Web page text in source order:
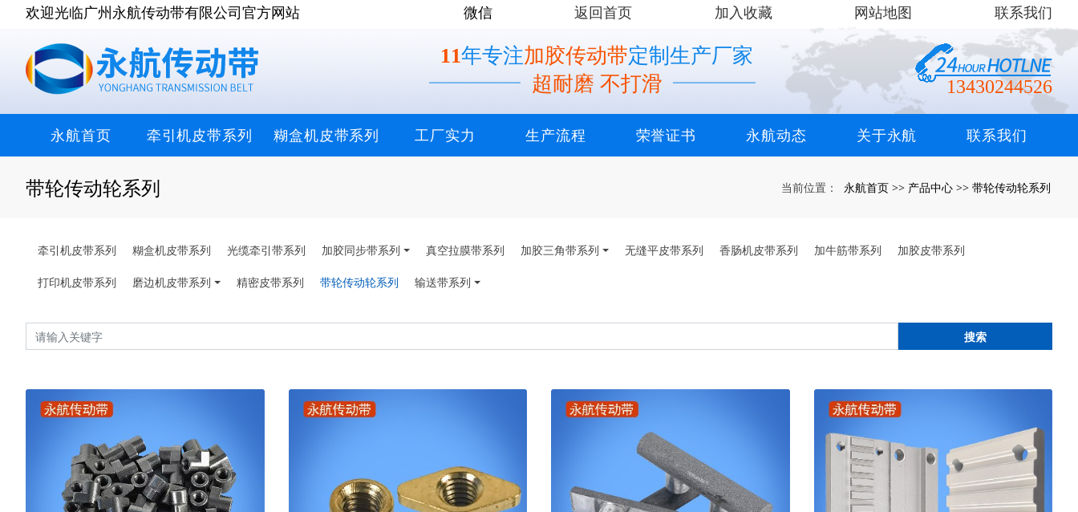
欢迎光临广州永航传动带有限公司官方网站 微信 返回首页 加入收藏 网站地图 联系我们
11年专注加胶传动带定制生产厂家
超耐磨 不打滑
13430244526
永航首页 牵引机皮带系列 糊盒机皮带系列 工厂实力 生产流程 荣誉证书 永航动态 关于永航 联系我们
带轮传动轮系列 当前位置： 永航首页 >> 产品中心 >> 带轮传动轮系列
牵引机皮带系列 糊盒机皮带系列 光缆牵引带系列 加胶同步带系列 真空拉膜带系列 加胶三角带系列 无缝平皮带系列 香肠机皮带系列 加牛筋带系列 加胶皮带系列
打印机皮带系列 磨边机皮带系列 精密皮带系列 带轮传动轮系列 输送带系列
搜索